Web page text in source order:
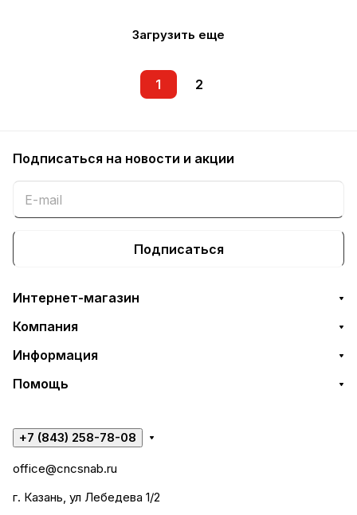
Загрузить еще
1 2
Подписаться на новости и акции
Подписаться
Интернет-магазин
Компания
Информация
Помощь
+7 (843) 258-78-08
office@cncsnab.ru
г. Казань, ул Лебедева 1/2